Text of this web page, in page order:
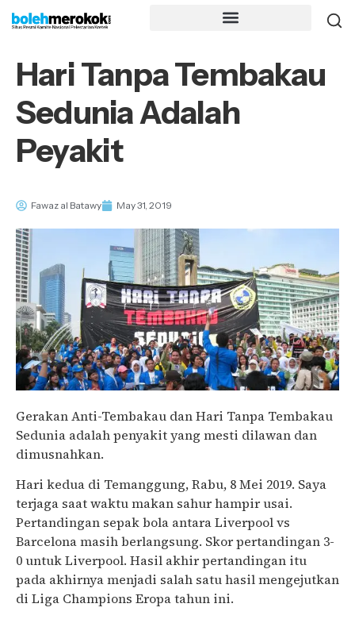
Hari Tanpa Tembakau
Sedunia Adalah
Peyakit
Fawaz al Batawy May 31, 2019
Gerakan Anti-Tembakau dan Hari Tanpa Tembakau
Sedunia adalah penyakit yang mesti dilawan dan
dimusnahkan.
Hari kedua di Temanggung, Rabu, 8 Mei 2019. Saya
terjaga saat waktu makan sahur hampir usai.
Pertandingan sepak bola antara Liverpool vs
Barcelona masih berlangsung. Skor pertandingan 3-
0 untuk Liverpool. Hasil akhir pertandingan itu
pada akhirnya menjadi salah satu hasil mengejutkan
di Liga Champions Eropa tahun ini.